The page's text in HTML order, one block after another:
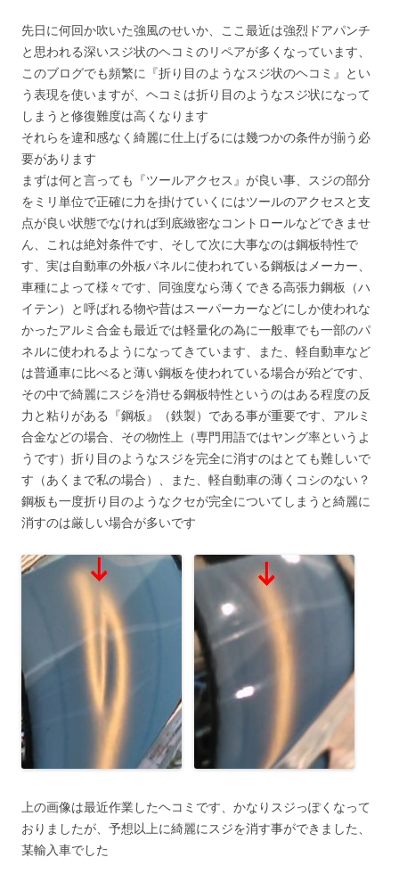
先日に何回か吹いた強風のせいか、ここ最近は強烈ドアパンチ
と思われる深いスジ状のヘコミのリペアが多くなっています、
このブログでも頻繁に『折り目のようなスジ状のヘコミ』とい
う表現を使いますが、ヘコミは折り目のようなスジ状になって
しまうと修復難度は高くなります
それらを違和感なく綺麗に仕上げるには幾つかの条件が揃う必
要があります
まずは何と言っても『ツールアクセス』が良い事、スジの部分
をミリ単位で正確に力を掛けていくにはツールのアクセスと支
点が良い状態でなければ到底緻密なコントロールなどできませ
ん、これは絶対条件です、そして次に大事なのは鋼板特性で
す、実は自動車の外板パネルに使われている鋼板はメーカー、
車種によって様々です、同強度なら薄くできる高張力鋼板（ハ
イテン）と呼ばれる物や昔はスーパーカーなどにしか使われな
かったアルミ合金も最近では軽量化の為に一般車でも一部のパ
ネルに使われるようになってきています、また、軽自動車など
は普通車に比べると薄い鋼板を使われている場合が殆どです、
その中で綺麗にスジを消せる鋼板特性というのはある程度の反
力と粘りがある『鋼板』（鉄製）である事が重要です、アルミ
合金などの場合、その物性上（専門用語ではヤング率というよ
うです）折り目のようなスジを完全に消すのはとても難しいで
す（あくまで私の場合）、また、軽自動車の薄くコシのない？
鋼板も一度折り目のようなクセが完全についてしまうと綺麗に
消すのは厳しい場合が多いです
上の画像は最近作業したヘコミです、かなりスジっぽくなって
おりましたが、予想以上に綺麗にスジを消す事ができました、
某輸入車でした